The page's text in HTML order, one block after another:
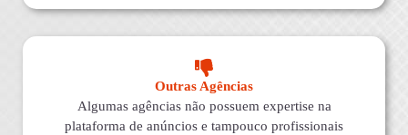
Outras Agências
Algumas agências não possuem expertise na
plataforma de anúncios e tampouco profissionais